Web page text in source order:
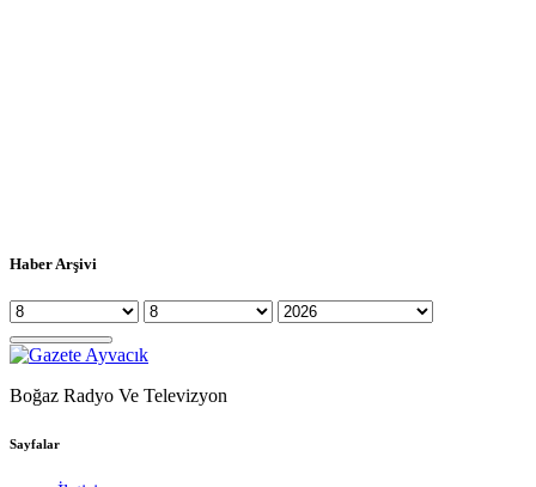
Haber Arşivi
Boğaz Radyo Ve Televizyon
Sayfalar